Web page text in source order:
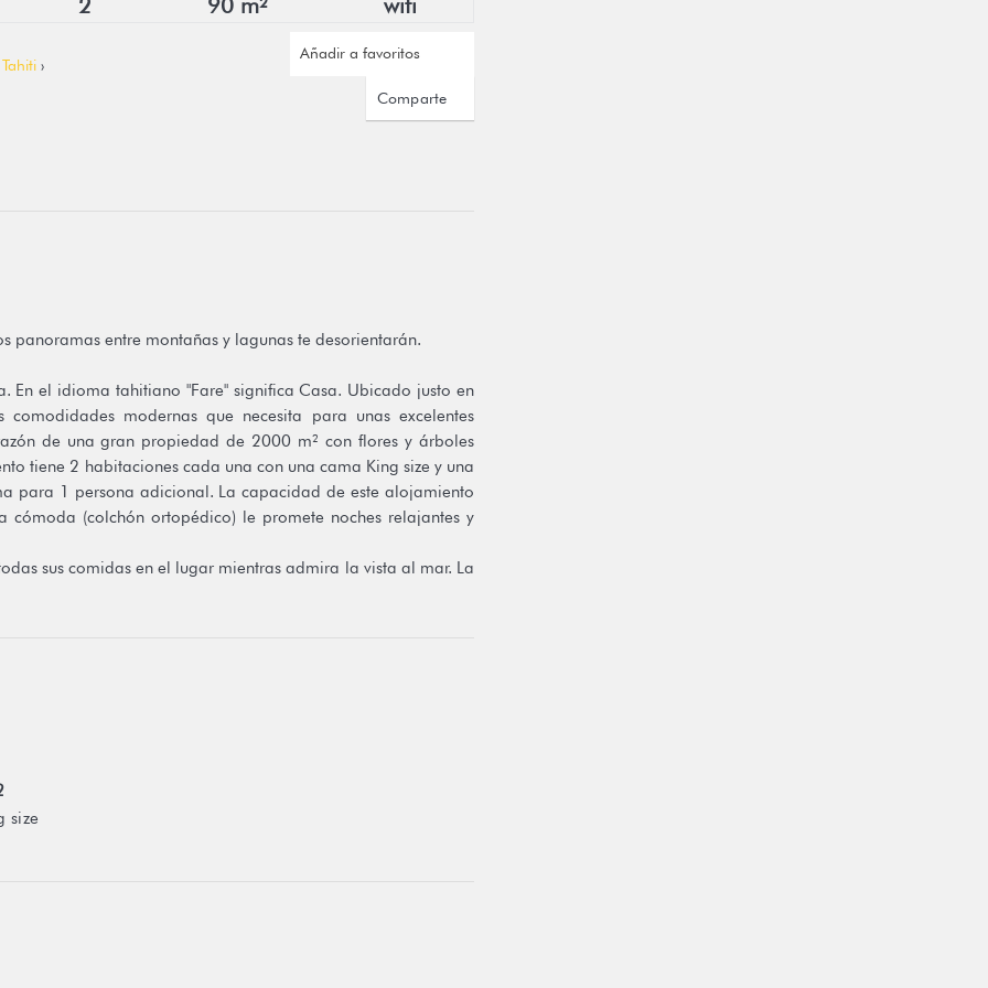
2 90 m² wifi
Tahiti›
Añadir a favoritos
Comparte
panoramas entre montañas y lagunas te desorientarán.
En el idioma tahitiano "Fare" significa Casa. Ubicado justo en
modernas que necesita para unas excelentes
de una gran propiedad de 2000 m² con flores y árboles
tiene 2 habitaciones cada una con una cama King size y una
para 1 persona adicional. La capacidad de este alojamiento
(colchón ortopédico) le promete noches relajantes y
sus comidas en el lugar mientras admira la vista al mar. La
kayaks para disfrutar de los tesoros marinos.
size